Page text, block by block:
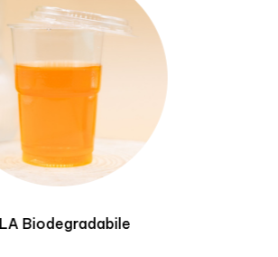
Termoresistente